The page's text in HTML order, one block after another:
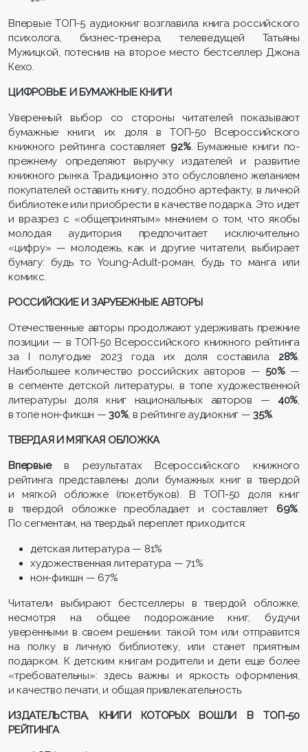
Впервые ТОП-5 аудиокниг возглавила книга российского
психолога, бизнес-тренера, телеведущей Татьяны
Мужицкой, потеснив на второе место бестселлер Джона
Кехо.
ЦИФРОВЫЕ И БУМАЖНЫЕ КНИГИ
Уверенный выбор со стороны читателей показывают
бумажные книги, их доля в ТОП-50 Всероссийского
книжного рейтинга составляет 92%. Бумажные книги по-
прежнему определяют выручку издателей и развитие
книжного рынка. Традиционно это обусловлено желанием
покупателей оставить книгу, подобно артефакту, в личной
библиотеке или приобрести в качестве подарка. Это идет
и вразрез с «общепринятым» мнением о том, что якобы
молодая аудитория предпочитает исключительно
«цифру» — молодежь, как и другие читатели, выбирает
бумагу: будь то Young-Adult-роман, будь то манга или
комикс.
РОССИЙСКИЕ И ЗАРУБЕЖНЫЕ АВТОРЫ
Отечественные авторы продолжают удерживать прежние
позиции — в ТОП-50 Всероссийского книжного рейтинга
за I полугодие 2023 года их доля составила 28%
Наибольшее количество российских авторов — 50%—
в сегменте детской литературы, в топе художественной
литературы доля книг национальных авторов — 40%
в топе нон-фикшн —30%, в рейтинге аудиокниг —35%.
ТВЕРДАЯ И МЯГКАЯ ОБЛОЖКА
Впервыев результатах Всероссийского книжного
рейтинга представлены доли бумажных книг в твердой
и мягкой обложке (покетбуков). В ТОП-50 доля книг
в твердой обложке преобладает и составляет 69%
По сегментам, на твердый переплет приходится:
детская литература — 81%
художественная литература — 71%
нон-фикшн — 67%
Читатели выбирают бестселлеры в твердой обложке,
несмотря на общее подорожание книг, будучи
уверенными в своем решении: такой том или отправится
на полку в личную библиотеку, или станет приятным
подарком. К детским книгам родители и дети еще более
«требовательны»: здесь важны и яркость оформления,
и качество печати, и общая привлекательность.
ИЗДАТЕЛЬСТВА, КНИГИ КОТОРЫХ ВОШЛИ В ТОП-50
РЕЙТИНГА